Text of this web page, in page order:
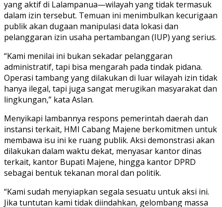
yang aktif di Lalampanua—wilayah yang tidak termasuk
dalam izin tersebut. Temuan ini menimbulkan kecurigaan
publik akan dugaan manipulasi data lokasi dan
pelanggaran izin usaha pertambangan (IUP) yang serius.
“Kami menilai ini bukan sekadar pelanggaran
administratif, tapi bisa mengarah pada tindak pidana.
Operasi tambang yang dilakukan di luar wilayah izin tidak
hanya ilegal, tapi juga sangat merugikan masyarakat dan
lingkungan,” kata Aslan.
Menyikapi lambannya respons pemerintah daerah dan
instansi terkait, HMI Cabang Majene berkomitmen untuk
membawa isu ini ke ruang publik. Aksi demonstrasi akan
dilakukan dalam waktu dekat, menyasar kantor dinas
terkait, kantor Bupati Majene, hingga kantor DPRD
sebagai bentuk tekanan moral dan politik.
“Kami sudah menyiapkan segala sesuatu untuk aksi ini.
Jika tuntutan kami tidak diindahkan, gelombang massa